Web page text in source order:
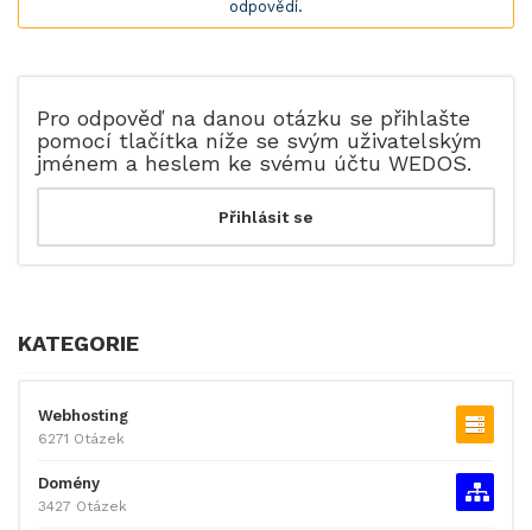
odpovědí.
Pro odpověď na danou otázku se přihlašte
pomocí tlačítka níže se svým uživatelským
jménem a heslem ke svému účtu WEDOS.
KATEGORIE
Webhosting
6271 Otázek
Domény
3427 Otázek